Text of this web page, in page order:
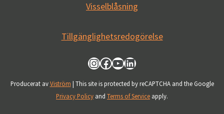
Visselblåsning
Tillgänglighetsredogörelse
Besök oss på Instagram
Besök oss på Facebook
Besök vår kanal på YouTube
Besök oss på LinkedIn
Producerat avViström | This site is protected by reCAPTCHA and the Google
Privacy Policy and Terms of Service apply.